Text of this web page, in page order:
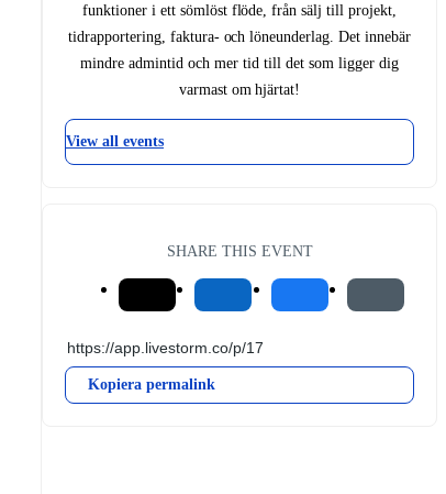
funktioner i ett sömlöst flöde, från sälj till projekt,
tidrapportering, faktura- och löneunderlag. Det innebär
mindre admintid och mer tid till det som ligger dig
varmast om hjärtat!
View all events
SHARE THIS EVENT
Kopiera permalink